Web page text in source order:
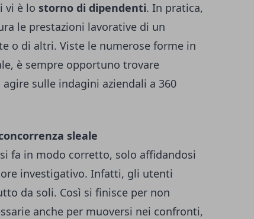
vi è lo storno di dipendenti. In pratica,
le prestazioni lavorative di un
o di altri. Viste le numerose forme in
è sempre opportuno trovare
sulle indagini aziendali a 360
sleale
fa in modo corretto, solo affidandosi
investigativo. Infatti, gli utenti
da soli. Così si finisce per non
anche per muoversi nei confronti,